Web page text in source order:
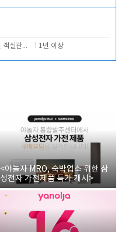
카운터 및 객실관리 전반 1년 이상
<야놀자 MRO, 숙박업소 위한 삼
성전자 가전제품 특가 개시>